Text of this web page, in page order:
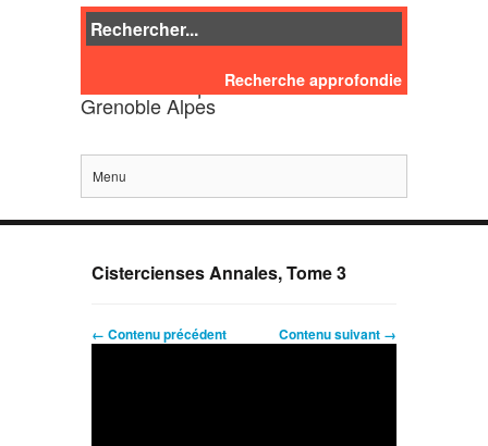
des bibliothèques de l'Université
Grenoble Alpes
Recherche approfondie
Menu
Cistercienses Annales, Tome 3
← Contenu précédent Contenu suivant →